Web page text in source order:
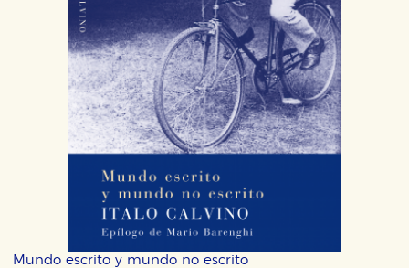
Mundo escrito y mundo no escrito